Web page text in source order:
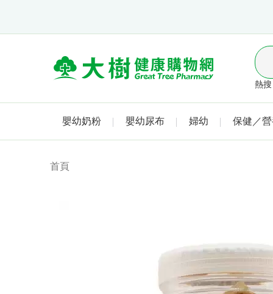
熱搜
嬰幼奶粉 嬰幼尿布 婦幼 保健／
首頁